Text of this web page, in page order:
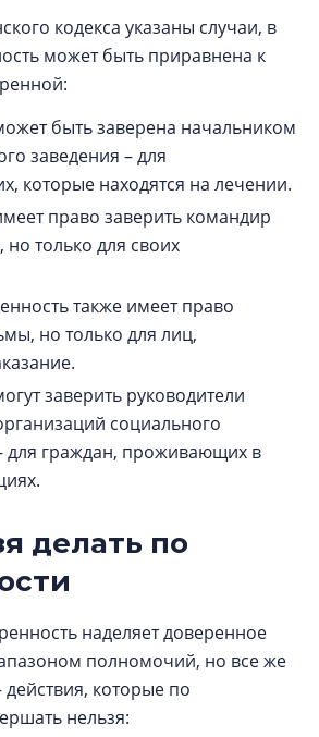
кодекса указаны случаи, в
может быть приравнена к
быть заверена начальником
заведения – для
которые находятся на лечении.
право заверить командир
но только для своих
также имеет право
но только для лиц,
заверить руководители
социального
для граждан, проживающих в
делать по
наделяет доверенное
полномочий, но все же
которые по
нельзя: